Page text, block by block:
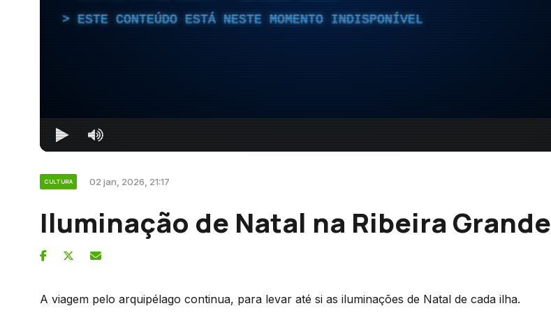
ESTE CONTEÚDO ESTÁ NESTE MOMENTO INDISPONÍVEL
CULTURA 02 jan, 2026, 21:17
Iluminação de Natal na Ribeira Grande
A viagem pelo arquipélago continua, para levar até si as iluminações de Natal de cada ilha.